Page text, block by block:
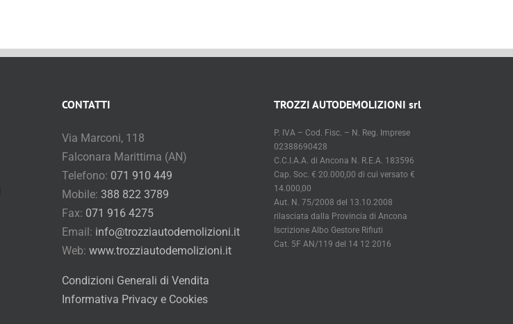
CONTATTI
Via Marconi, 118
Falconara Marittima (AN)
Telefono: 071 910 449
Mobile:388 822 3789
Fax: 071 916 4275
Email: info@trozziautodemolizioni.it
Web:www.trozziautodemolizioni.it
Condizioni Generali di Vendita
Informativa Privacy e Cookies
TROZZI AUTODEMOLIZIONI srl
P. IVA – Cod. Fisc. – N. Reg. Imprese
02388690428
C.C.I.A.A. di Ancona N. R.E.A. 183596
Cap. Soc. € 20.000,00 di cui versato €
14.000,00
Aut. N. 75/2008 del 13.10.2008
rilasciata dalla Provincia di Ancona
Iscrizione Albo Gestore Rifiuti
Cat. 5F AN/119 del 14 12 2016